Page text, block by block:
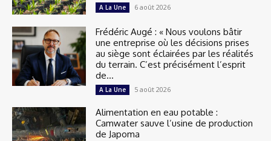
A La Une 6 août 2026
Frédéric Augé : « Nous voulons bâtir
une entreprise où les décisions prises
au siège sont éclairées par les réalités
du terrain. C’est précisément l’esprit
de...
A La Une 5 août 2026
Alimentation en eau potable :
Camwater sauve l’usine de production
de Japoma